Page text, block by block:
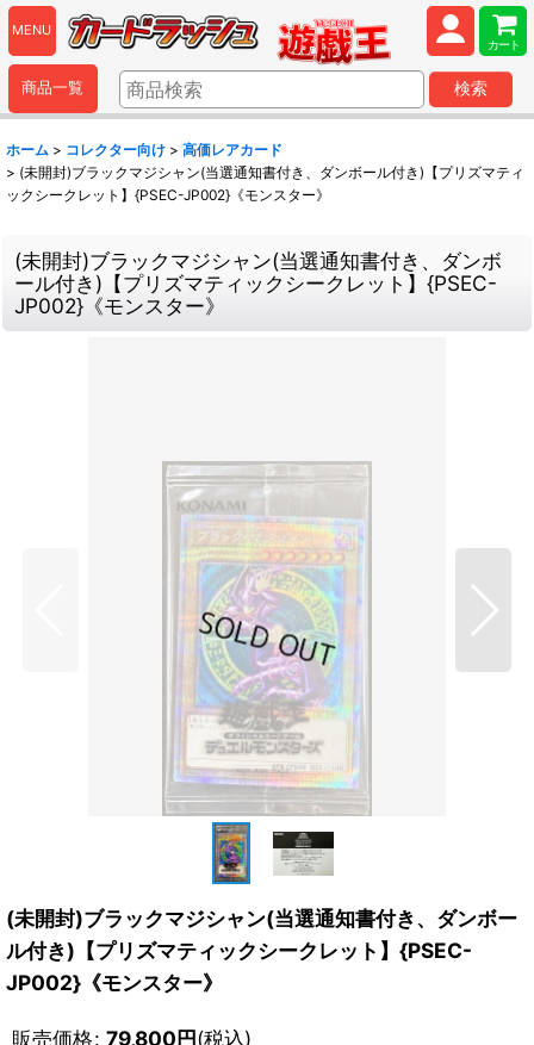
MENU
カート
商品一覧 検索
ホーム > コレクター向け > 高価レアカード
> (未開封)ブラックマジシャン(当選通知書付き、ダンボール付き)【プリズマティ
ックシークレット】{PSEC-JP002}《モンスター》
(未開封)ブラックマジシャン(当選通知書付き、ダンボ
ール付き)【プリズマティックシークレット】{PSEC-
JP002}《モンスター》
(未開封)ブラックマジシャン(当選通知書付き、ダンボー
ル付き)【プリズマティックシークレット】{PSEC-
JP002}《モンスター》
販売価格: 79,800円(税込)